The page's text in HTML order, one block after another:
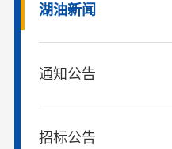
湖油新闻
通知公告
招标公告